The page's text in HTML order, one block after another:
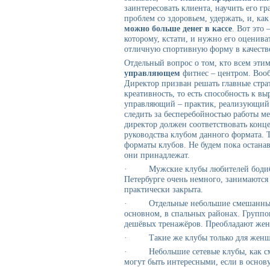
заинтересовать клиента, научить его
проблем со здоровьем, удержать, и,
можно больше денег в кассе . Вот это
которому, кстати, и нужно его
отличную спортивную форму в
Отдельный вопрос о том, кто всем
управляющем фитнес – центром.
Директор призван решать главные
креативность, то есть способность к
управляющий – практик, реализующий
следить за бесперебойностью работы
директор должен соответствовать
руководства клубом данного формата.
форматы клубов. Не будем пока
они принадлежат.
· Мужские клубы любителей
Петербурге очень немного,
практически закрыта.
· Отдельные небольшие
основном, в спальных районах.
дешёвых тренажёров. Преобладают
· Такие же клубы только для
· Небольшие сетевые клубы, как
могут быть интересными, если в